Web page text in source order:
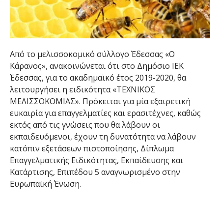
Από το μελισσοκομικό σύλλογο Έδεσσας «Ο
Κάρανος», ανακοινώνεται ότι στο Δημόσιο ΙΕΚ
Έδεσσας, για το ακαδημαϊκό έτος 2019-2020, θα
λειτουργήσει η ειδικότητα «ΤΕΧΝΙΚΟΣ
ΜΕΛΙΣΣΟΚΟΜΙΑΣ». Πρόκειται για μία εξαιρετική
ευκαιρία για επαγγελματίες και ερασιτέχνες, καθώς
εκτός από τις γνώσεις που θα λάβουν οι
εκπαιδευόμενοι, έχουν τη δυνατότητα να λάβουν
κατόπιν εξετάσεων πιστοποίησης, Δίπλωμα
Επαγγελματικής Ειδικότητας, Εκπαίδευσης και
Κατάρτισης, Επιπέδου 5 αναγνωρισμένο στην
Ευρωπαϊκή Ένωση.